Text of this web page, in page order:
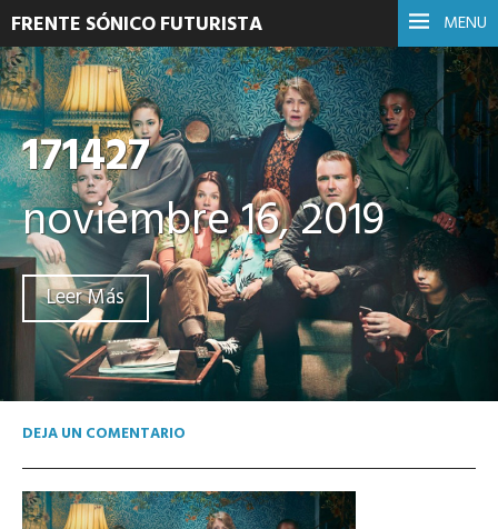
MENU
FRENTE SÓNICO FUTURISTA
171427
noviembre 16, 2019
Leer Más
DEJA UN COMENTARIO